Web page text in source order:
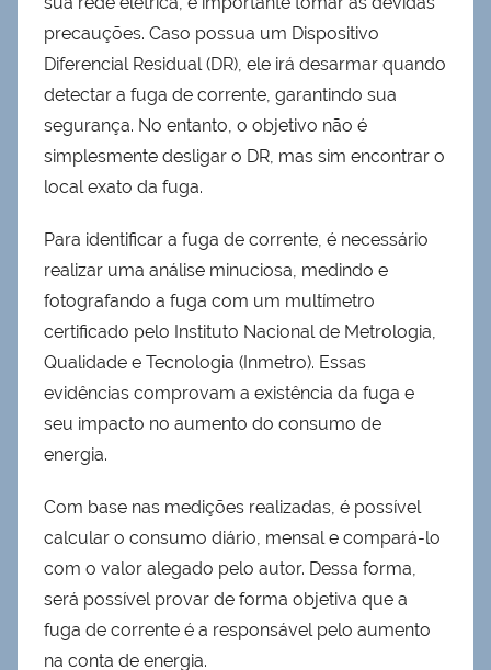
precauções. Caso possua um Dispositivo
Diferencial Residual (DR), ele irá desarmar quando
detectar a fuga de corrente, garantindo sua
segurança. No entanto, o objetivo não é
simplesmente desligar o DR, mas sim encontrar o
local exato da fuga.
Para identificar a fuga de corrente, é necessário
realizar uma análise minuciosa, medindo e
fotografando a fuga com um multímetro
certificado pelo Instituto Nacional de Metrologia,
Qualidade e Tecnologia (Inmetro). Essas
evidências comprovam a existência da fuga e
seu impacto no aumento do consumo de
energia.
Com base nas medições realizadas, é possível
calcular o consumo diário, mensal e compará-lo
com o valor alegado pelo autor. Dessa forma,
será possível provar de forma objetiva que a
fuga de corrente é a responsável pelo aumento
na conta de energia.